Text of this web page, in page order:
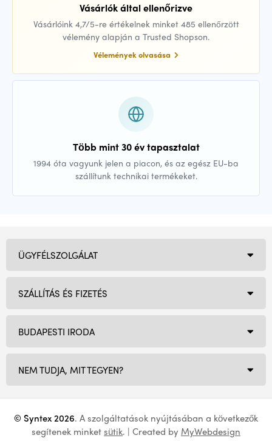
Vásárlók által ellenőrizve
Vásárlóink 4,7/5-re értékelnek minket 485 ellenőrzött
vélemény alapján a Trusted Shopson.
Vélemények olvasása
Több mint 30 év tapasztalat
1994 óta vagyunk jelen a piacon, és az egész EU-ba
szállítunk technikai termékeket.
BUDAPESTI IRODA
NEM TUDJA, MIT TEGYEN?
ÜGYFÉLSZOLGÁLAT
SZÁLLÍTÁS ÉS FIZETÉS
© Syntex 2026. A szolgáltatások nyújtásában a következők
segítenek minketsütik. | Created by MyWebdesign